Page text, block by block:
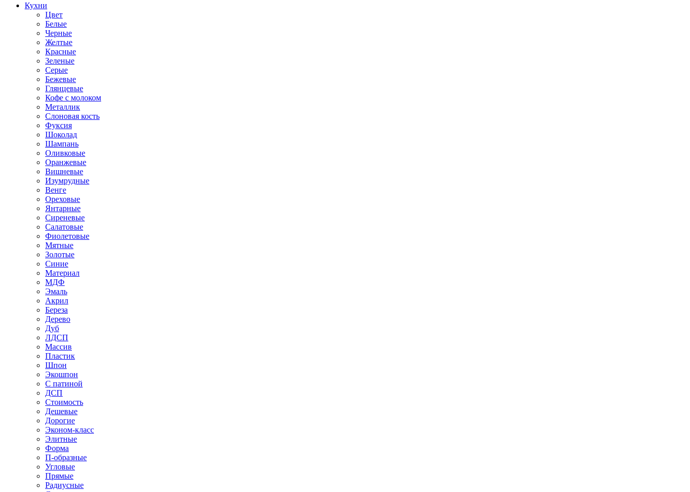
Кухни
Цвет
Белые
Черные
Желтые
Красные
Зеленые
Серые
Бежевые
Глянцевые
Кофе с молоком
Металлик
Слоновая кость
Фуксия
Шоколад
Шампань
Оливковые
Оранжевые
Вишневые
Изумрудные
Венге
Ореховые
Янтарные
Сиреневые
Салатовые
Фиолетовые
Мятные
Золотые
Синие
Материал
МДФ
Эмаль
Акрил
Береза
Дерево
Дуб
ЛДСП
Массив
Пластик
Шпон
Экошпон
С патиной
ДСП
Стоимость
Дешевые
Дорогие
Эконом-класс
Элитные
Форма
П-образные
Угловые
Прямые
Радиусные